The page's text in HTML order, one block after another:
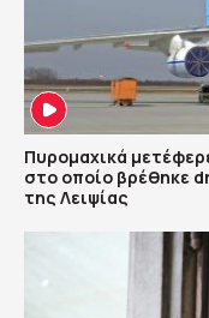
Πυρομαχικά
στο οποίο βρέθηκε
της Λειψίας